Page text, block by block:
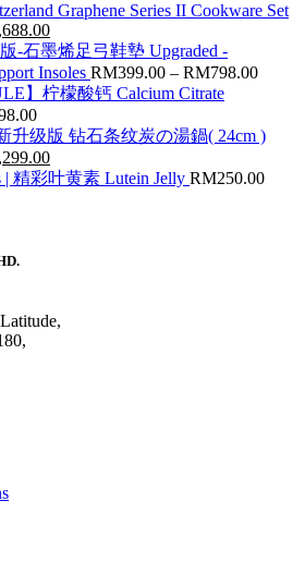
Graphene Series II Cookware Set
-石墨烯足弓鞋墊 Upgraded -
Insoles RM399.00 – RM798.00
】柠檬酸钙 Calcium Citrate
升级版 钻石条纹炭の湯鍋( 24cm )
| 精彩叶黄素 Lutein Jelly RM250.00